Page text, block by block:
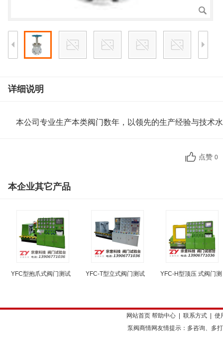
详细说明
本公司专业生产本类阀门数年，以领先的生产经验与技术
点赞 0
本企业其它产品
YFC型抱爪式阀门测试 YFC-T型立式阀门测试 YFC-H型顶压 式阀门测
网站首页 帮助中心 联系方式
使
泵阀商情网友情提示：多咨询、多